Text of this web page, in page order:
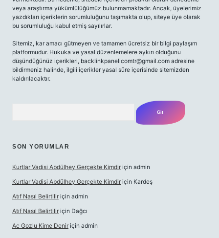
veya araştırma yükümlülüğümüz bulunmamaktadır. Ancak, üyelerimiz
yazdıkları içeriklerin sorumluluğunu taşımakta olup, siteye üye olarak
bu sorumluluğu kabul etmiş sayılırlar.
Sitemiz, kar amacı gütmeyen ve tamamen ücretsiz bir bilgi paylaşım
platformudur. Hukuka ve yasal düzenlemelere aykırı olduğunu
düşündüğünüz içerikleri, backlinkpanelicomtr@gmail.com adresine
bildirmeniz halinde, ilgili içerikler yasal süre içerisinde sitemizden
kaldırılacaktır.
SON YORUMLAR
Kurtlar Vadisi Abdülhey Gerçekte Kimdir için admin
Kurtlar Vadisi Abdülhey Gerçekte Kimdir için Kardeş
Atıf Nasıl Belirtilir için admin
Atıf Nasıl Belirtilir için Dağcı
Ac Gozlu Kime Denir için admin